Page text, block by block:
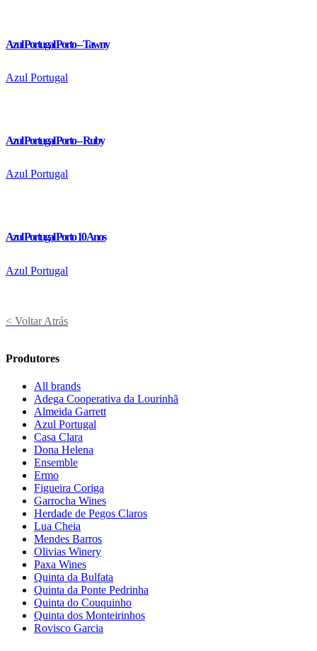
Azul Portugal Porto – Tawny
Azul Portugal
Azul Portugal Porto – Ruby
Azul Portugal
Azul Portugal Porto 10 Anos
Azul Portugal
< Voltar Atrás
Produtores
All brands
Adega Cooperativa da Lourinhã
Almeida Garrett
Azul Portugal
Casa Clara
Dona Helena
Ensemble
Ermo
Figueira Coriga
Garrocha Wines
Herdade de Pegos Claros
Lua Cheia
Mendes Barros
Olivias Winery
Paxa Wines
Quinta da Bulfata
Quinta da Ponte Pedrinha
Quinta do Couquinho
Quinta dos Monteirinhos
Rovisco Garcia